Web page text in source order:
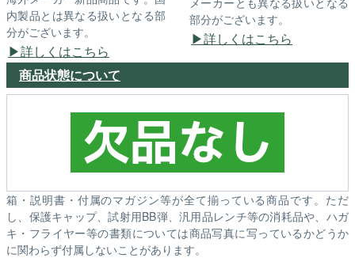
内製品とは異なる扱いとなる部
分がございます。
詳しくはこちら
部分がございます。
詳しくはこちら
商品状態について
箱・説明書・付属のマガジン等が全て揃っている商品です。ただ
し、保護キャップ、試射用BB弾、汎用品レンチ等の消耗品や、ハガ
キ・フライヤー等の書類については商品写真に写っているかどうか
に関わらず付属しないことがあります。